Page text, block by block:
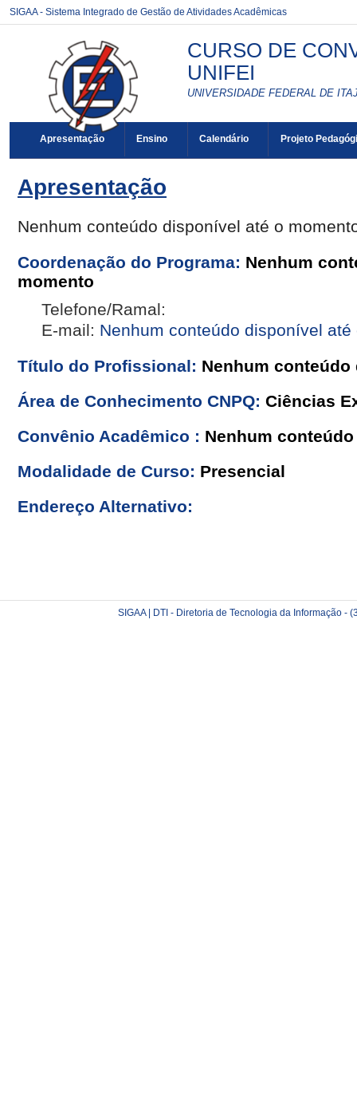
SIGAA - Sistema Integrado de Gestão de Atividades Acadêmicas
CURSO DE
UNIFEI
UNIVERSIDADE FEDERAL DE
Apresentação Ensino Calendário Projeto
Apresentação
Nenhum conteúdo disponível até o
Coordenação do Programa: Nenhum
momento
Telefone/Ramal:
E-mail: Nenhum conteúdo disponível até
Título do Profissional: Nenhum
Área de Conhecimento CNPQ: Ciências
Convênio Acadêmico : Nenhum
Modalidade de Curso: Presencial
Endereço Alternativo:
SIGAA | DTI - Diretoria de Tecnologia da Informação